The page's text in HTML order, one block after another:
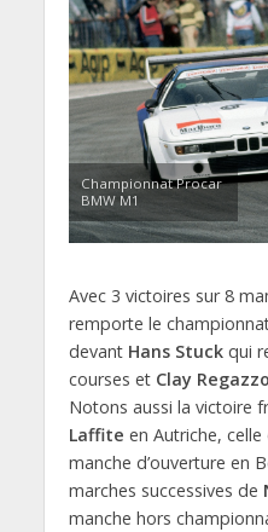
Championnat Procar
BMW M1
Avec 3 victoires sur 8
remporte le
devant Hans Stuckqui
courses et Clay
Notons aussi la victoire
Laffite en Autriche, celle
manche d’ouverture en
marches successives de
manche hors